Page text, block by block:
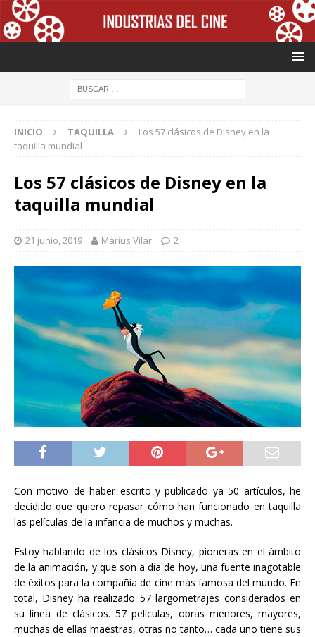
INICIO TAQUILLA
Los 57 clásicos de Disney en la
taquilla mundial
Los 57 clásicos de Disney en la
taquilla mundial
21 junio, 2019 Màrius Vilar 2
Con motivo de haber escrito y publicado ya 50 artículos, he
decidido que quiero repasar cómo han funcionado en taquilla
las películas de la infancia de muchos y muchas.
Estoy hablando de los clásicos Disney, pioneras en el ámbito
de la animación, y que son a día de hoy, una fuente inagotable
de éxitos para la compañía de cine más famosa del mundo. En
total, Disney ha realizado 57 largometrajes considerados en
su línea de clásicos. 57 películas, obras menores, mayores,
muchas de ellas maestras, otras no tanto… cada uno tiene sus